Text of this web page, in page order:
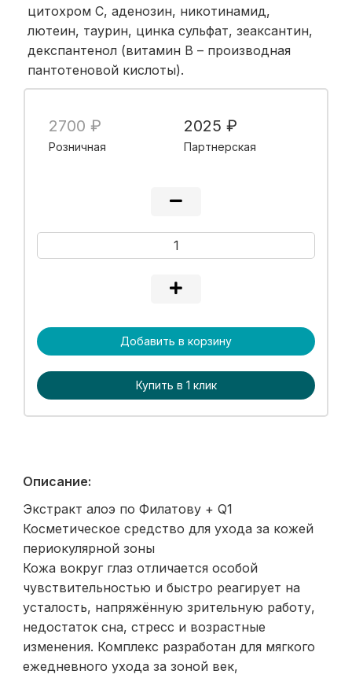
цитохром С, аденозин, никотинамид,
лютеин, таурин, цинка сульфат, зеаксантин,
декспантенол (витамин В – производная
пантотеновой кислоты).
2700 ₽
Розничная
2025 ₽
Партнерская
Добавить в корзину
Купить в 1 клик
Описание:
Экстракт алоэ по Филатову + Q1
Косметическое средство для ухода за кожей
периокулярной зоны
Кожа вокруг глаз отличается особой
чувствительностью и быстро реагирует на
усталость, напряжённую зрительную работу,
недостаток сна, стресс и возрастные
изменения. Комплекс разработан для мягкого
ежедневного ухода за зоной век,